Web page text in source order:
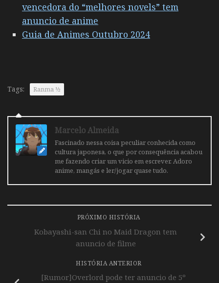
vencedora do “melhores novels” tem
anuncio de anime
Guia de Animes Outubro 2024
Tags: Ranma ½
Marcelo Almeida
Fascinado nessa coisa peculiar conhecida como
cultura japonesa, o que por consequência acabou
me fazendo criar um vicio em escrever. Adoro
anime, mangás e ler/jogar quase tudo.
PRÓXIMO HISTÓRIA
Kobayashi-san Chi no Maid Dragon tem
anuncio de filme
HISTÓRIA ANTERIOR
[Rumor]Overlord pode ter anuncio de 5º